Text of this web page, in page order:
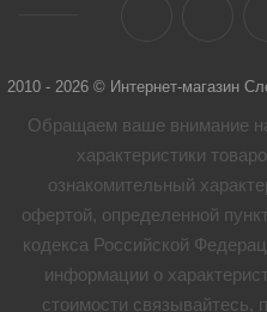
2010 - 2026 © Интернет-магазин
Обращаем ваше внимание
характеристики
ознакомительный
офертой, определенной
кодекса Российской
информации о
стоимости связывайтесь,